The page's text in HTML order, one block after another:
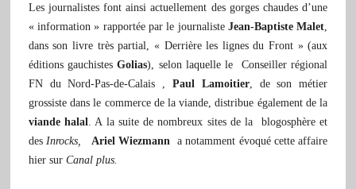
Les journalistes font ainsi actuellement des gorges chaudes d’une
« information » rapportée par le journaliste Jean-Baptiste Malet,
dans son livre très partial, « Derrière les lignes du Front » (aux
éditions gauchistesGolias), selon laquelle le Conseiller régional
FN du Nord-Pas-de-Calais , Paul Lamoitier, de son métier
grossiste dans le commerce de la viande, distribue également de la
viande halal. A la suite de nombreux sites de la blogosphère et
desInrocks,Ariel Wiezmann a notamment évoqué cette affaire
hier sur Canal plus.